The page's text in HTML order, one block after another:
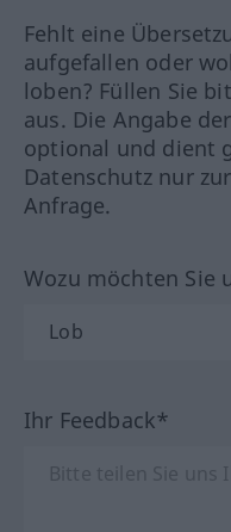
Fehlt eine
aufgefallen oder
loben? Füllen Sie
aus. Die Angabe
optional und dient
Datenschutz nur
Anfrage.
Wozu möchten Sie
Ihr Feedback*